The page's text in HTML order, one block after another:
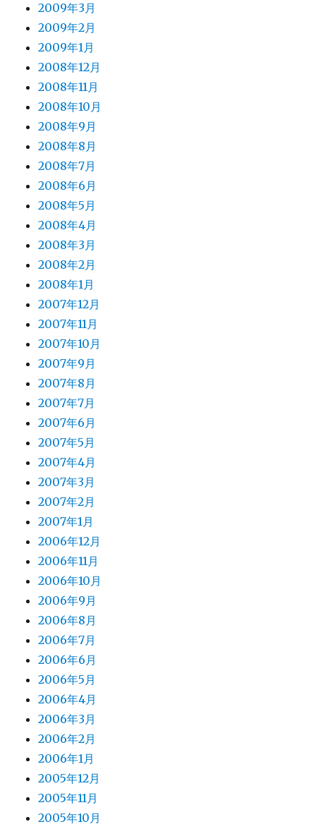
2009年3月
2009年2月
2009年1月
2008年12月
2008年11月
2008年10月
2008年9月
2008年8月
2008年7月
2008年6月
2008年5月
2008年4月
2008年3月
2008年2月
2008年1月
2007年12月
2007年11月
2007年10月
2007年9月
2007年8月
2007年7月
2007年6月
2007年5月
2007年4月
2007年3月
2007年2月
2007年1月
2006年12月
2006年11月
2006年10月
2006年9月
2006年8月
2006年7月
2006年6月
2006年5月
2006年4月
2006年3月
2006年2月
2006年1月
2005年12月
2005年11月
2005年10月